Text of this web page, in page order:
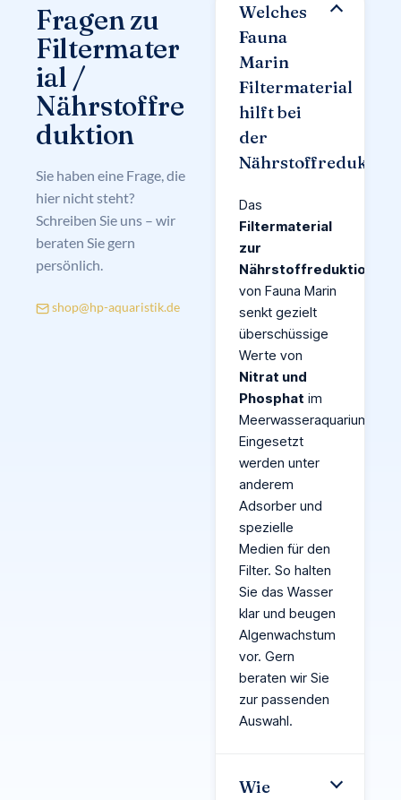
Fragen zu
Filtermater
ial /
Nährstoffre
duktion
Sie haben eine Frage, die
hier nicht steht?
Schreiben Sie uns – wir
beraten Sie gern
persönlich.
shop@hp-aquaristik.de
Welches
Fauna
Marin
Filtermaterial
hilft bei
der
Das
Filtermaterial
zur
Nährstoffreduktion
von Fauna Marin
senkt gezielt
überschüssige
Werte von
Nitrat und
Phosphat im
Meerwasseraquarium.
Eingesetzt
werden unter
anderem
Adsorber und
spezielle
Medien für den
Filter. So halten
Sie das Wasser
klar und beugen
Algenwachstum
vor. Gern
beraten wir Sie
zur passenden
Auswahl.
Wie